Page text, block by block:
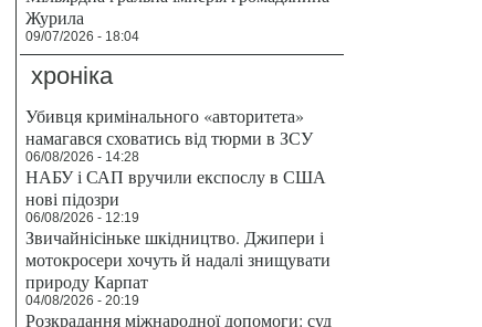
Журила
09/07/2026 - 18:04
хроніка
Убивця кримінального «авторитета»
намагався сховатись від тюрми в ЗСУ
06/08/2026 - 14:28
НАБУ і САП вручили експослу в США
нові підозри
06/08/2026 - 12:19
Звичайнісіньке шкідництво. Джипери і
мотокросери хочуть й надалі знищувати
природу Карпат
04/08/2026 - 20:19
Розкрадання міжнародної допомоги: суд